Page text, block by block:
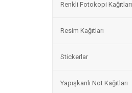
Renkli Fotokopi Kağıtları
Resim Kağıtları
Stickerlar
Yapışkanlı Not Kağıtları